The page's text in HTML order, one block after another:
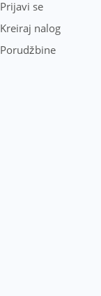
Prijavi se
Kreiraj nalog
Porudžbine